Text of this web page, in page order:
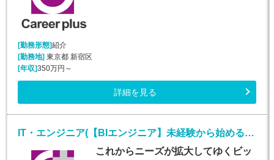
[勤務形態]紹介
[勤務地]東京都 新宿区
[年収]350万円～
詳細を見る
IT・エンジニア(【BIエンジニア】未経験から始めるデータ分析のプロ！)
これからニーズが拡大してゆくビッ